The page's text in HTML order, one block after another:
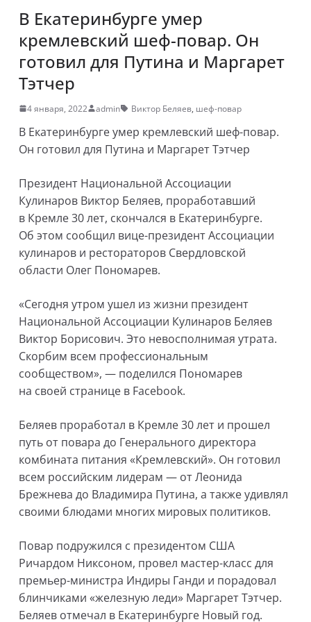
В Екатеринбурге умер
кремлевский шеф-повар. Он
готовил для Путина и Маргарет
Тэтчер
4 января, 2022 admin Виктор Беляев, шеф-повар
В Екатеринбурге умер кремлевский шеф-повар.
Он готовил для Путина и Маргарет Тэтчер
Президент Национальной Ассоциации
Кулинаров Виктор Беляев, проработавший
в Кремле 30 лет, скончался в Екатеринбурге.
Об этом сообщил вице-президент Ассоциации
кулинаров и рестораторов Свердловской
области Олег Пономарев.
«Сегодня утром ушел из жизни президент
Национальной Ассоциации Кулинаров Беляев
Виктор Борисович. Это невосполнимая утрата.
Скорбим всем профессиональным
сообществом», — поделился Пономарев
на своей странице в Facebook.
Беляев проработал в Кремле 30 лет и прошел
путь от повара до Генерального директора
комбината питания «Кремлевский». Он готовил
всем российским лидерам — от Леонида
Брежнева до Владимира Путина, а также удивлял
своими блюдами многих мировых политиков.
Повар подружился с президентом США
Ричардом Никсоном, провел мастер-класс для
премьер-министра Индиры Ганди и порадовал
блинчиками «железную леди» Маргарет Тэтчер.
Беляев отмечал в Екатеринбурге Новый год.